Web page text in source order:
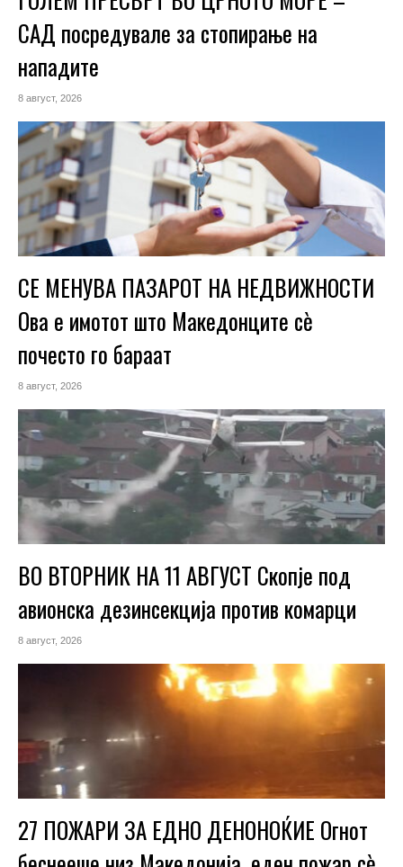
САД посредувале за стопирање на
нападите
8 август, 2026
СЕ МЕНУВА ПАЗАРОТ НА НЕДВИЖНОСТИ
Ова е имотот што Македонците сè
почесто го бараат
8 август, 2026
ВО ВТОРНИК НА 11 АВГУСТ Скопје под
авионска дезинсекција против комарци
8 август, 2026
27 ПОЖАРИ ЗА ЕДНО ДЕНОНОЌИЕ Огнот